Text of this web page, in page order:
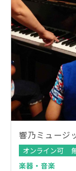
響乃ミュージ
オンライン可
楽器・音楽